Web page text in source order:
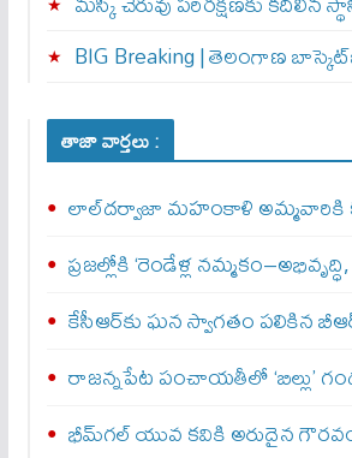
BIG Breaking | తెలంగాణ
తాజా వార్తలు :
లాల్‌దర్వాజా మహంకాళి అమ్మవారికి
ప్రజల్లోకి ‘రెండేళ్ల
కేసీఆర్‌కు ఘన స్వాగతం పలికిన
రాజన్నపేట పంచాయతీలో ‘బిల్లు’
భీమ్‌గల్‌ యువ కవికి అరుదైన